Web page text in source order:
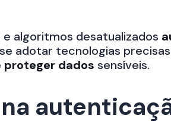
algoritmos desatualizados
adotar tecnologias
proteger dados sensíveis.